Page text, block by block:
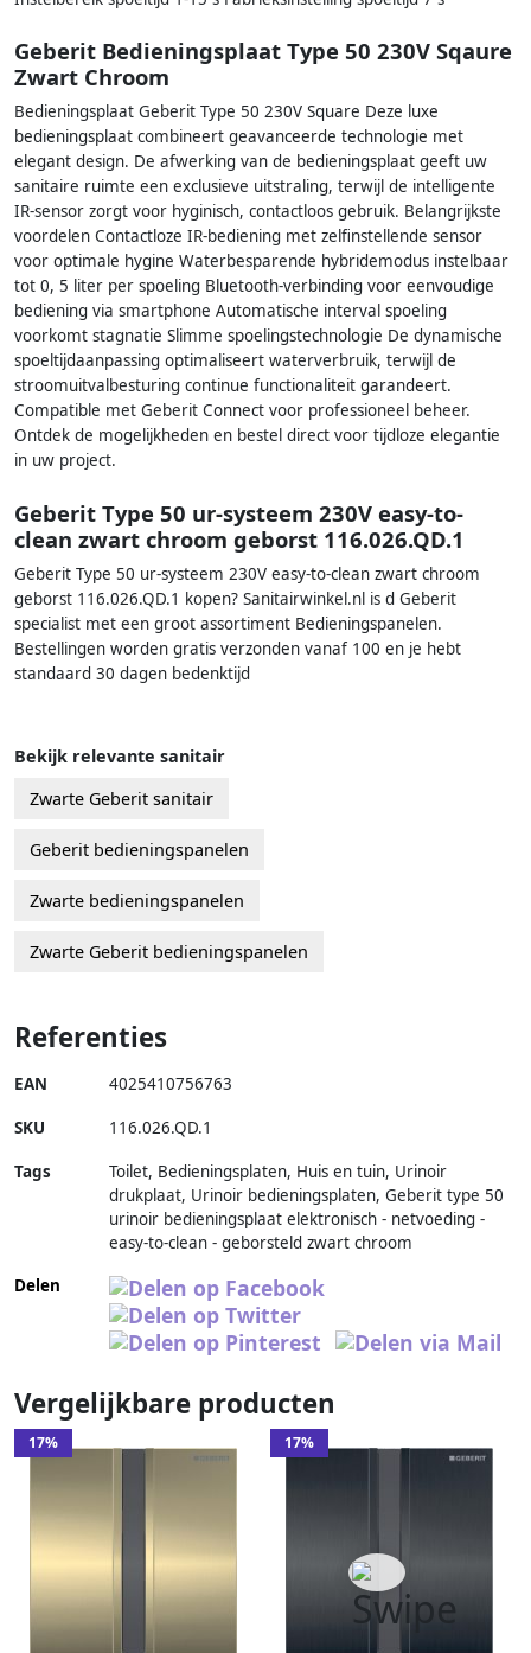
Geberit Bedieningsplaat Type 50 230V Sqaure
Zwart Chroom
Bedieningsplaat Geberit Type 50 230V Square Deze luxe
bedieningsplaat combineert geavanceerde technologie met
elegant design. De afwerking van de bedieningsplaat geeft uw
sanitaire ruimte een exclusieve uitstraling, terwijl de intelligente
IR-sensor zorgt voor hyginisch, contactloos gebruik. Belangrijkste
voordelen Contactloze IR-bediening met zelfinstellende sensor
voor optimale hygine Waterbesparende hybridemodus instelbaar
tot 0, 5 liter per spoeling Bluetooth-verbinding voor eenvoudige
bediening via smartphone Automatische interval spoeling
voorkomt stagnatie Slimme spoelingstechnologie De dynamische
spoeltijdaanpassing optimaliseert waterverbruik, terwijl de
stroomuitvalbesturing continue functionaliteit garandeert.
Compatible met Geberit Connect voor professioneel beheer.
Ontdek de mogelijkheden en bestel direct voor tijdloze elegantie
in uw project.
Geberit Type 50 ur-systeem 230V easy-to-
clean zwart chroom geborst 116.026.QD.1
Geberit Type 50 ur-systeem 230V easy-to-clean zwart chroom
geborst 116.026.QD.1 kopen? Sanitairwinkel.nl is d Geberit
specialist met een groot assortiment Bedieningspanelen.
Bestellingen worden gratis verzonden vanaf 100 en je hebt
standaard 30 dagen bedenktijd
Bekijk relevante sanitair
Zwarte Geberit sanitair
Geberit bedieningspanelen
Zwarte bedieningspanelen
Zwarte Geberit bedieningspanelen
Referenties
EAN 4025410756763
SKU 116.026.QD.1
Tags
Toilet, Bedieningsplaten, Huis en tuin, Urinoir
drukplaat, Urinoir bedieningsplaten, Geberit type 50
urinoir bedieningsplaat elektronisch - netvoeding -
easy-to-clean - geborsteld zwart chroom
Delen
Vergelijkbare producten
17% 17%